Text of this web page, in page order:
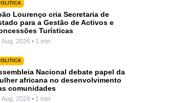
Lourenço cria Secretaria de
para a Gestão de Activos e
Turísticas
Aug, 2026 • 1 min
Nacional debate papel da
africana no desenvolvimento
comunidades
Aug, 2026 • 1 min